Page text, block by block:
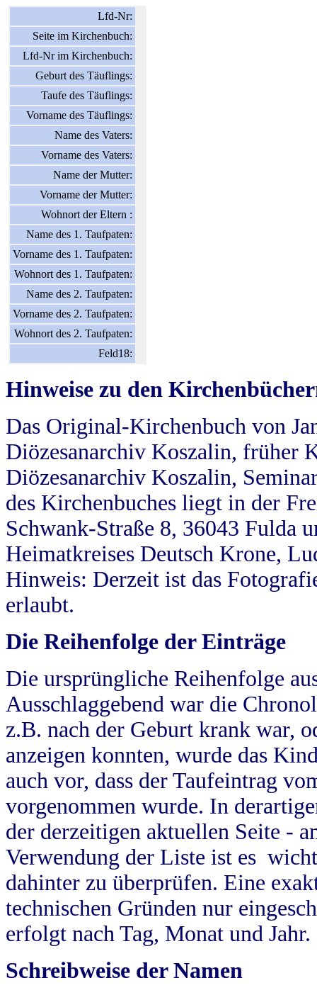
Lfd-Nr:
Seite im Kirchenbuch:
Lfd-Nr im Kirchenbuch:
Geburt des Täuflings:
Taufe des Täuflings:
Vorname des Täuflings:
Name des Vaters:
Vorname des Vaters:
Name der Mutter:
Vorname der Mutter:
Wohnort der Eltern :
Name des 1. Taufpaten:
Vorname des 1. Taufpaten:
Wohnort des 1. Taufpaten:
Name des 2. Taufpaten:
Vorname des 2. Taufpaten:
Wohnort des 2. Taufpaten:
Feld18:
Hinweise zu den
Das Original-Kirchenbuch von
Diözesanarchiv Koszalin, früher
Diözesanarchiv Koszalin,
des Kirchenbuches liegt in der
Schwank-Straße 8, 36043 Fulda
Heimatkreises Deutsch Krone,
Hinweis: Derzeit ist das
erlaubt.
Die Reihenfolge der Einträge
Die ursprüngliche Reihenfolge
Ausschlaggebend war die
z.B. nach der Geburt krank war,
anzeigen konnten, wurde das
auch vor, dass der Taufeintrag
vorgenommen wurde. In
der derzeitigen aktuellen Seite -
Verwendung der Liste ist es
dahinter zu überprüfen. Eine
technischen Gründen nur
erfolgt nach Tag, Monat und Jahr.
Schreibweise der Namen